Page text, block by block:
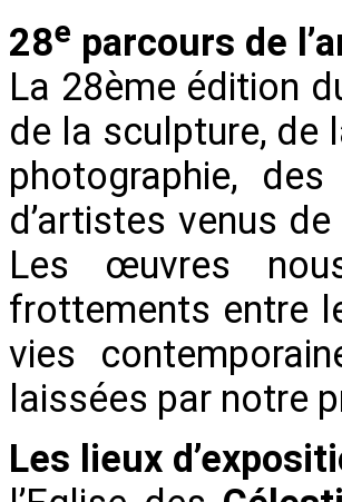
28e parcours de
La 28ème édition
de la sculpture, de
photographie,
d’artistes venus
Les œuvres
frottements entre
vies
laissées par notre
Les lieux